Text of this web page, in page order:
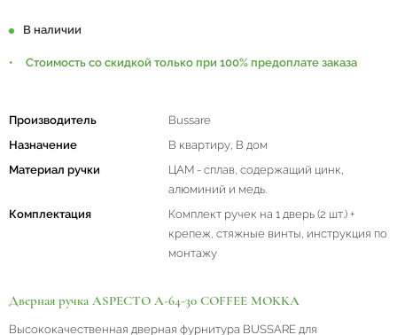
В наличии
Стоимость со скидкой только при 100% предоплате заказа
Производитель
Bussare
Назначение
В квартиру, В дом
Материал ручки
ЦАМ - сплав, содержащий цинк,
алюминий и медь.
Комплектация
Комплект ручек на 1 дверь (2 шт.) +
крепеж, стяжные винты, инструкция по
монтажу
Дверная ручка ASPECTO A-64-30 COFFEE MOKKA
Высококачественная дверная фурнитура BUSSARE для